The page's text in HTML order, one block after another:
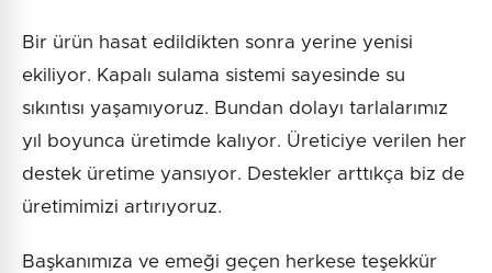
Bir ürün hasat edildikten sonra yerine yenisi
ekiliyor. Kapalı sulama sistemi sayesinde su
sıkıntısı yaşamıyoruz. Bundan dolayı tarlalarımız
yıl boyunca üretimde kalıyor. Üreticiye verilen her
destek üretime yansıyor. Destekler arttıkça biz de
üretimimizi artırıyoruz.
Başkanımıza ve emeği geçen herkese teşekkür